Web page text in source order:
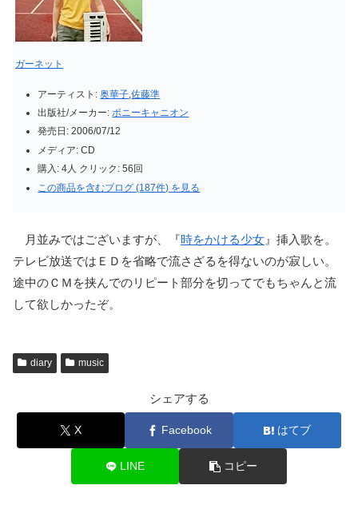
ガーネット
アーティスト: 奥華子 ,佐藤準
出版社/メーカー: ポニーキャニオン
発売日: 2006/07/12
メディア: CD
購入 : 4人 クリック : 56回
この商品を含むブログ (187件) を見る
月並みではございますが、『時をかける少女 』挿入歌を。
テレビ放送ではＥＤを省略で流さざるを得ないのが寂しい。
途中のＣＭを挟んでのリピート部分を切ってでもちゃんと流
して欲しかったぞ。
diary music
シェアする
X Facebook はてブ
LINE コピー